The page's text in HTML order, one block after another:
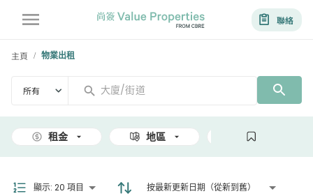
聯絡
主頁 / 物業出租
所有
租金 地區 面積
顯示: 20 項目 按最新更新日期（從新到舊）